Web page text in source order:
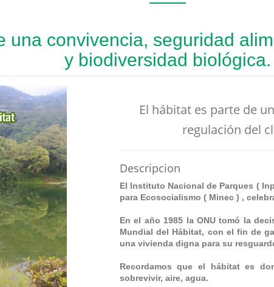
una convivencia, seguridad
y biodiversidad biológica.
El hábitat es parte de
regulación del
Descripcion
El Instituto Nacional de Parques (
para Ecosocialismo ( Minec ) ,
En el año 1985 la ONU tomó la
Mundial del Hábitat, con el fin de
una vivienda digna para su
Recordamos que el hábitat es
sobrevivir, aire, agua.